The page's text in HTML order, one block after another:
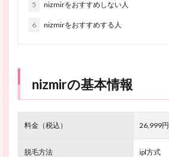
5 nizmirをおすすめしない人
6 nizmirをおすすめする人
nizmirの基本情報
料金（税込） 26,999円
脱毛方法 ipl方式